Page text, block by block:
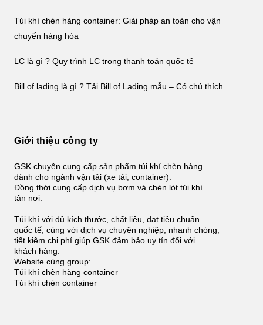
Túi khí chèn hàng container: Giải pháp an toàn cho vận
chuyển hàng hóa
LC là gì ? Quy trình LC trong thanh toán quốc tế
Bill of lading là gì ? Tải Bill of Lading mẫu – Có chú thích
Giới thiệu công ty
GSK chuyên cung cấp sản phẩm túi khí chèn hàng
dành cho ngành vận tải (xe tải, container).
Đồng thời cung cấp dịch vụ bơm và chèn lót túi khí
tận nơi.
Túi khí với đủ kích thước, chất liệu, đạt tiêu chuẩn
quốc tế, cùng với dịch vụ chuyên nghiệp, nhanh chóng,
tiết kiệm chi phí giúp GSK đảm bảo uy tín đối với
khách hàng.
Website cùng group:
Túi khí chèn hàng container
Túi khí chèn container